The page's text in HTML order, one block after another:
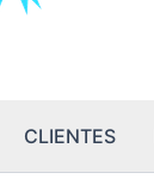
CLIENTES